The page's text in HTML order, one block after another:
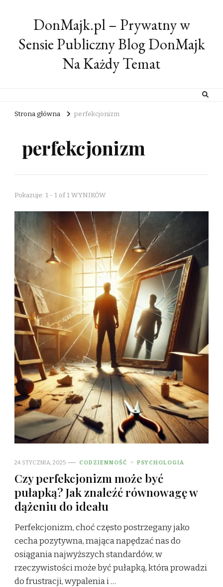
DonMajk.pl – Prywatny w
Sensie Publiczny Blog DonMajk
Na Każdy Temat
Strona główna perfekcjonizm
perfekcjonizm
Pokazuje: 1 - 1 of 1 WYNIKÓW
24 STYCZNIA, 2025 CODZIENNOŚĆ PSYCHOLOGIA
Czy perfekcjonizm może być
pułapką? Jak znaleźć równowagę w
dążeniu do ideału
Perfekcjonizm, choć często postrzegany jako
cecha pozytywna, mająca napędzać nas do
osiągania najwyższych standardów, w
rzeczywistości może być pułapką, która prowadzi
do frustracji, wypalenia i …